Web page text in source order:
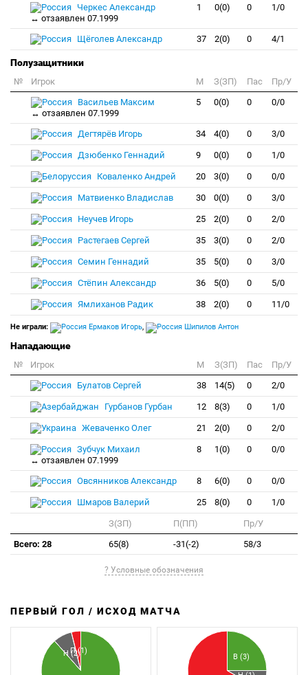
Черкес Александр
↔ отзаявлен 07.1999
1 0(0) 0 1/0
Щёголев Александр 37 2(0) 0 4/1
Полузащитники
№ Игрок M З(ЗП) Пас
Пр/У
Васильев Максим
↔ отзаявлен 07.1999
5 0(0) 0 0/0
Дегтярёв Игорь 34 4(0) 0 3/0
Дзюбенко Геннадий 9 0(0) 0 1/0
Коваленко Андрей 20 3(0) 0 0/0
Матвиенко Владислав 30 0(0) 0 3/0
Неучев Игорь 25 2(0) 0 2/0
Растегаев Сергей 35 3(0) 0 2/0
Семин Геннадий 35 5(0) 0 3/0
Стёпин Александр 36 5(0) 0 5/0
Ямлиханов Радик 38 2(0) 0 11/0
Не играли: Ермаков Игорь, Шипилов Антон
Нападающие
№ Игрок M З(ЗП) Пас
Пр/У
Булатов Сергей
38 14(5) 0 2/0
Гурбанов Гурбан 12 8(3) 0 1/0
Жеваченко Олег 21 2(0) 0 2/0
Зубчук Михаил
↔ отзаявлен 07.1999
8 1(0) 0 0/0
Овсянников Александр 8 6(0) 0 0/0
Шмаров Валерий 25 8(0) 0 1/0
З(ЗП) П(ПП)
Пр/У
Всего: 28
65(8) -31(-2) 58/3
? Условные обозначения
ПЕРВЫЙ ГОЛ / ИСХОД МАТЧА
Н (2)
П (1)
В (3)